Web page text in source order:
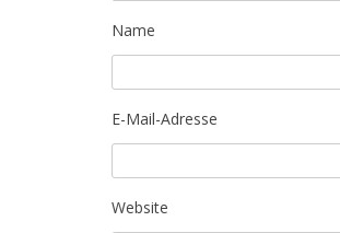
Name
E-Mail-Adresse
Website